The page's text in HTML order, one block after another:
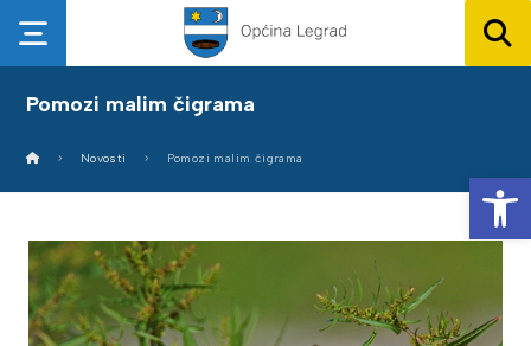
Pomozi malim čigrama
Novosti Pomozi malim čigrama